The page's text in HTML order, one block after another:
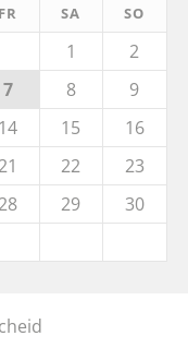
FR SA SO
1
2
7 8
9
14 15
16
22
23
29
30